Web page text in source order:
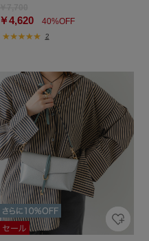
￥4,62040%OFF
2